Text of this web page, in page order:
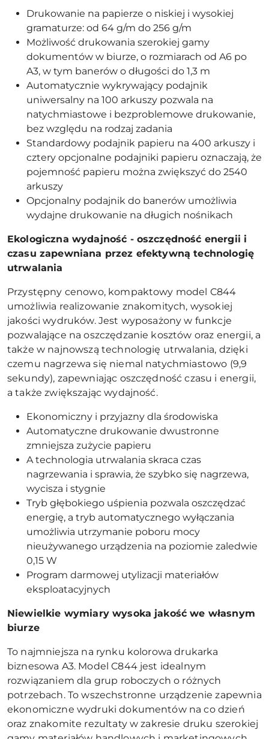
Drukowanie na papierze o niskiej i wysokiej
gramaturze: od 64 g/m do 256 g/m
Możliwość drukowania szerokiej gamy
dokumentów w biurze, o rozmiarach od A6 po
A3, w tym banerów o długości do 1,3 m
Automatycznie wykrywający podajnik
uniwersalny na 100 arkuszy pozwala na
natychmiastowe i bezproblemowe drukowanie,
bez względu na rodzaj zadania
Standardowy podajnik papieru na 400 arkuszy i
cztery opcjonalne podajniki papieru oznaczają, że
pojemność papieru można zwiększyć do 2540
arkuszy
Opcjonalny podajnik do banerów umożliwia
wydajne drukowanie na długich nośnikach
Ekologiczna wydajność - oszczędność energii i
czasu zapewniana przez efektywną technologię
utrwalania
Przystępny cenowo, kompaktowy model C844
umożliwia realizowanie znakomitych, wysokiej
jakości wydruków. Jest wyposażony w funkcje
pozwalające na oszczędzanie kosztów oraz energii, a
także w najnowszą technologię utrwalania, dzięki
czemu nagrzewa się niemal natychmiastowo (9,9
sekundy), zapewniając oszczędność czasu i energii,
a także zwiększając wydajność.
Ekonomiczny i przyjazny dla środowiska
Automatyczne drukowanie dwustronne
zmniejsza zużycie papieru
A technologia utrwalania skraca czas
nagrzewania i sprawia, że szybko się nagrzewa,
wycisza i stygnie
Tryb głębokiego uśpienia pozwala oszczędzać
energię, a tryb automatycznego wyłączania
umożliwia utrzymanie poboru mocy
nieużywanego urządzenia na poziomie zaledwie
0,15 W
Program darmowej utylizacji materiałów
eksploatacyjnych
Niewielkie wymiary wysoka jakość we własnym
biurze
To najmniejsza na rynku kolorowa drukarka
biznesowa A3. Model C844 jest idealnym
rozwiązaniem dla grup roboczych o różnych
potrzebach. To wszechstronne urządzenie zapewnia
ekonomiczne wydruki dokumentów na co dzień
oraz znakomite rezultaty w zakresie druku szerokiej